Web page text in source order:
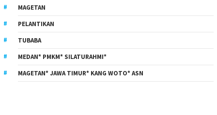
MAGETAN
PELANTIKAN
TUBABA
MEDAN* PMKM* SILATURAHMI*
MAGETAN* JAWA TIMUR* KANG WOTO* ASN